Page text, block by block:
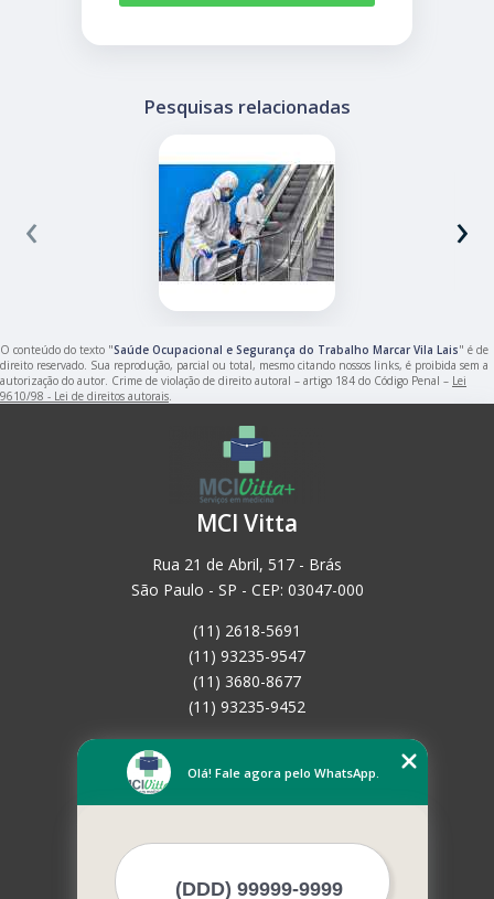
Pesquisas relacionadas
‹ ›
O conteúdo do texto "Saúde Ocupacional e Segurança do Trabalho Marcar Vila Lais" é de
direito reservado. Sua reprodução, parcial ou total, mesmo citando nossos links, é proibida sem a
autorização do autor. Crime de violação de direito autoral – artigo 184 do Código Penal – Lei
9610/98 - Lei de direitos autorais.
MCI Vitta
Rua 21 de Abril, 517 - Brás
São Paulo - SP - CEP: 03047-000
(11) 2618-5691
(11) 93235-9547
(11) 3680-8677
(11) 93235-9452
Empresa
Contato
Olá! Fale agora pelo WhatsApp.